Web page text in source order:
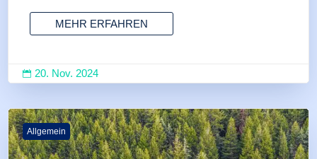
MEHR ERFAHREN
 20. Nov. 2024
Allgemein